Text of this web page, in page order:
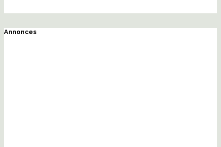
Annonces